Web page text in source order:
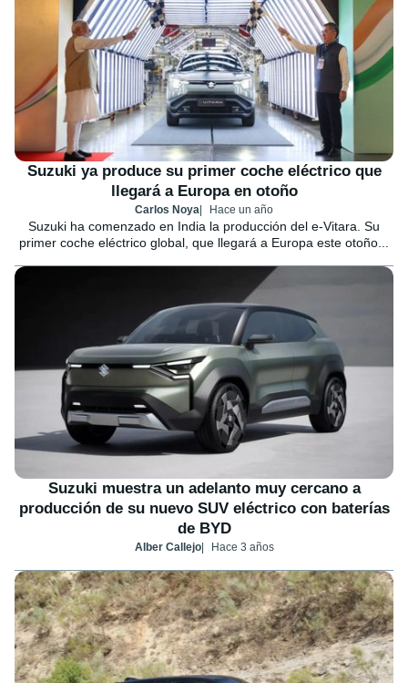
Suzuki ya produce su primer coche eléctrico que
llegará a Europa en otoño
Carlos Noya Hace un año
Suzuki ha comenzado en India la producción del e-Vitara. Su
primer coche eléctrico global, que llegará a Europa este otoño...
Suzuki muestra un adelanto muy cercano a
producción de su nuevo SUV eléctrico con baterías
de BYD
Alber Callejo Hace 3 años